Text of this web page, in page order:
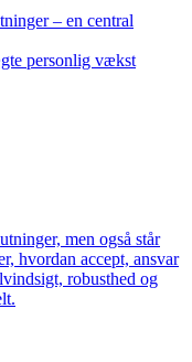
– en central
personlig vækst
men også står
hvordan accept, ansvar
robusthed og